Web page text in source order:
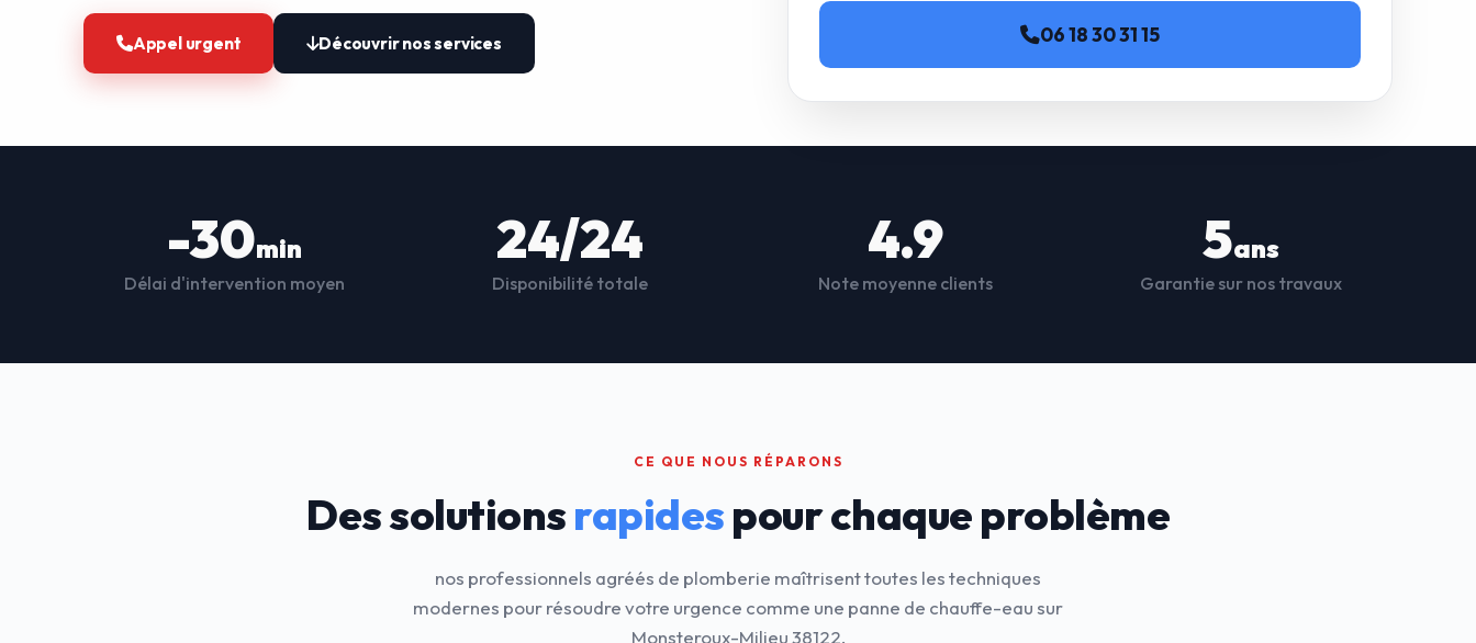
Appel urgent Découvrir nos services 06 18 30 31 15
-30min
Délai d'intervention moyen
24/24
Disponibilité totale
4.9
Note moyenne clients
5ans
Garantie sur nos travaux
CE QUE NOUS RÉPARONS
Des solutionsrapidespour chaque problème
nos professionnels agréés de plomberie maîtrisent toutes les techniques
modernes pour résoudre votre urgence comme une panne de chauffe-eau sur
Monsteroux-Milieu 38122.